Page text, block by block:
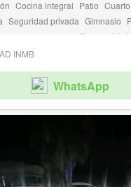
Cocina integral Patio
Seguridad privada Gimnasio
para personas con discapacidad
INMB
WhatsApp